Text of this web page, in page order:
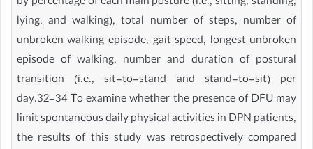
lying, and walking), total number of steps, number of
unbroken walking episode, gait speed, longest unbroken
episode of walking, number and duration of postural
transition (i.e., sit-to-stand and stand-to-sit) per
day.32-34 To examine whether the presence of DFU may
limit spontaneous daily physical activities in DPN patients,
the results of this study was retrospectively compared